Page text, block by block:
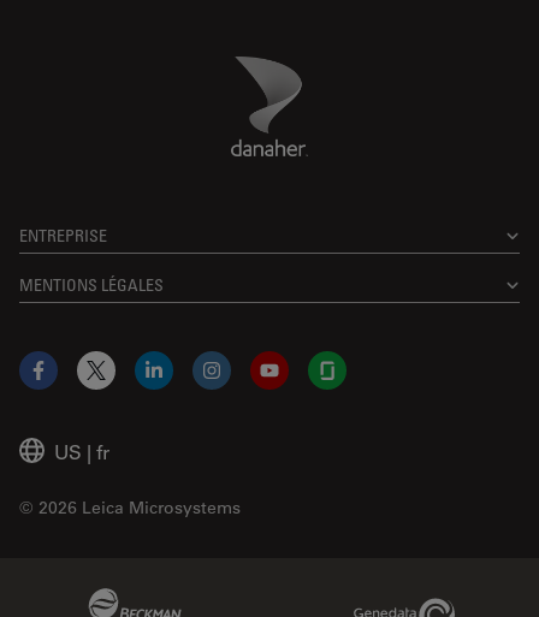
Danaher Logo
ENTREPRISE
MENTIONS LÉGALES
US | fr
© 2026 Leica Microsystems
Facebook
X LinkedInInstagramYouTubeGlassdoor
Genedata Link